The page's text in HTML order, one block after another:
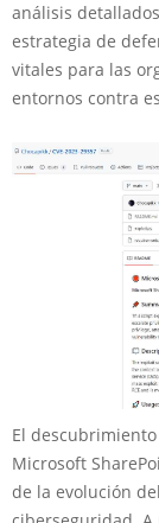
análisis
estrategia de
vitales para las
entornos contra
El descubrimiento
Microsoft
de la evolución